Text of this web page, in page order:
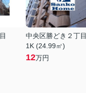
中央区勝どき２丁目
1K (24.99㎡)
12万円